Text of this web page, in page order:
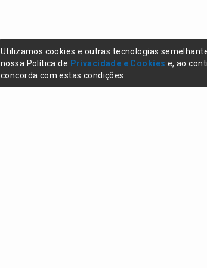
Utilizamos cookies e outras tecnologias
nossa Política de Privacidade e Cookies e, ao
concorda com estas condições.